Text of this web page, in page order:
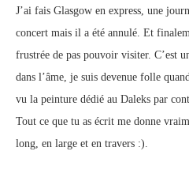
J’ai fais Glasgow en express, une
concert mais il a été annulé. Et
frustrée de pas pouvoir visiter. C’est
dans l’âme, je suis devenue folle
vu la peinture dédié au Daleks par
Tout ce que tu as écrit me donne
long, en large et en travers :).